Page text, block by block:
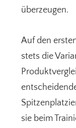
überzeugen.
Auf den
stets die
sie beim